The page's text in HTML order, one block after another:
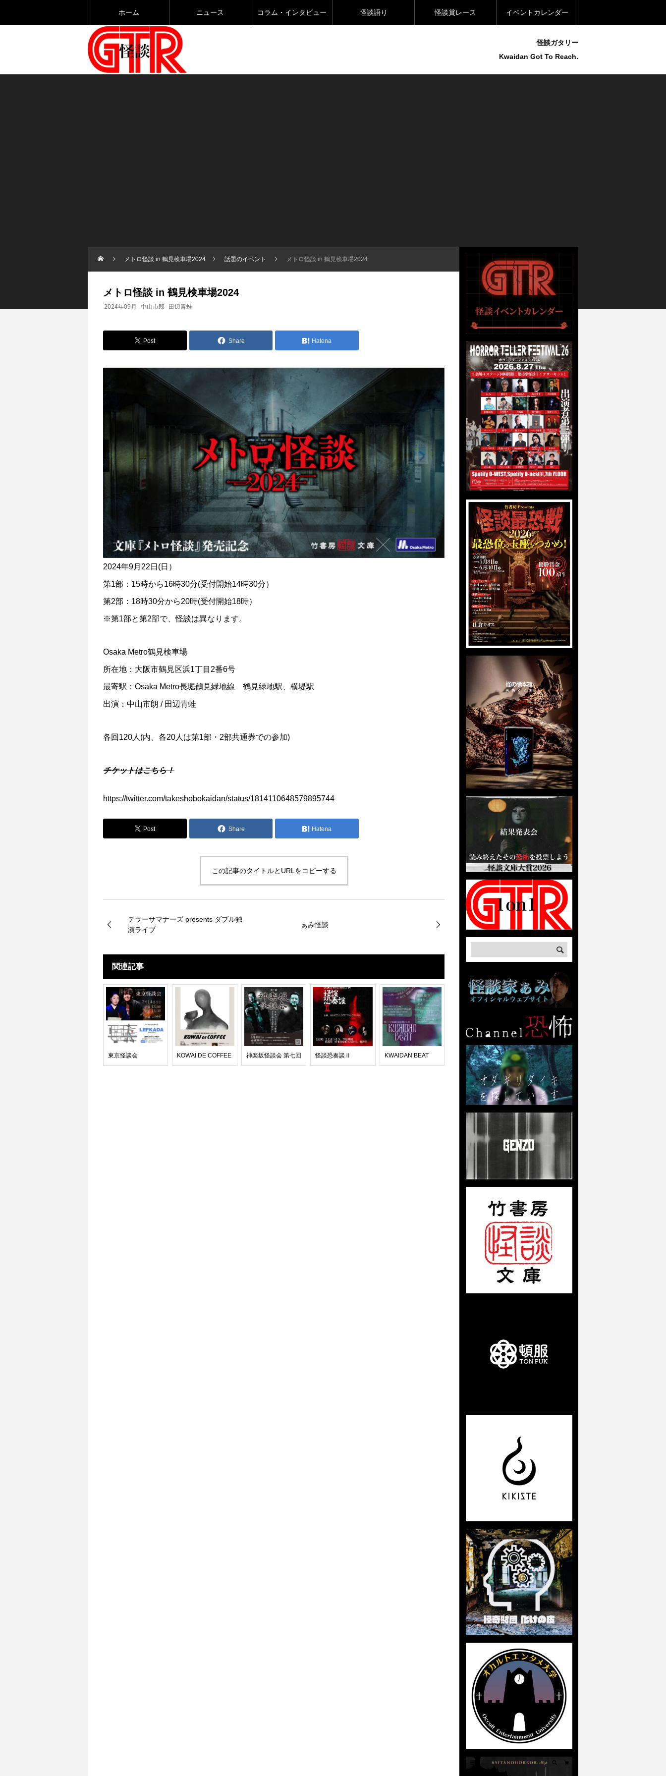
ホーム ニュース コラム・インタビュー 怪談語り 怪談賞レース イベントカレンダー
怪談ガタリー
Kwaidan Got To Reach.
メトロ怪談 in 鶴見検車場2024 話題のイベント メトロ怪談 in 鶴見検車場2024
メトロ怪談 in 鶴見検車場2024
2024年09月 中山市郎 田辺青蛙
Post Share Hatena
2024年9月22日(日）
第1部：15時から16時30分(受付開始14時30分）
第2部：18時30分から20時(受付開始18時）
※第1部と第2部で、怪談は異なります。
Osaka Metro鶴見検車場
所在地：大阪市鶴見区浜1丁目2番6号
最寄駅：Osaka Metro長堀鶴見緑地線 鶴見緑地駅、横堤駅
出演：中山市朗 / 田辺青蛙
各回120人(内、各20人は第1部・2部共通券での参加)
チケットはこちら！
https://twitter.com/takeshobokaidan/status/1814110648579895744
Post Share Hatena
この記事のタイトルとURLをコピーする
テラーサマナーズ presents ダブル独
演ライブ
ぁみ怪談
関連記事
東京怪談会 KOWAI DE COFFEE 神楽坂怪談会 第七回 怪談恐奏談Ⅱ KWAIDAN BEAT